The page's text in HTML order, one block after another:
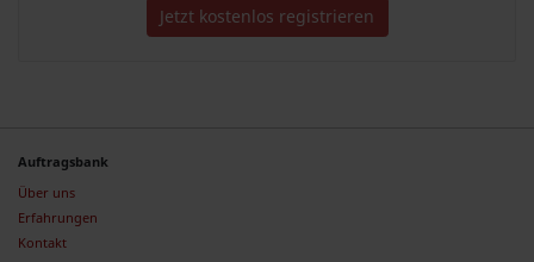
Jetzt kostenlos registrieren
Auftragsbank
Über uns
Erfahrungen
Kontakt